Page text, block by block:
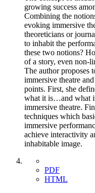
growing success
Combining the
evoking immersive
theoreticians or
to inhabit the
these two notions?
of a story, even non-
The author proposes
immersive theatre
points. First, she
what it is…and what
immersive theatre.
techniques which
immersive
achieve interactivity
inhabitable image.
PDF
HTML